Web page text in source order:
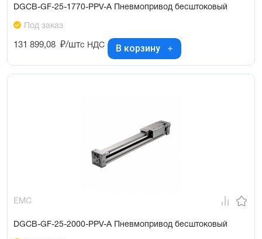
DGCB-GF-25-1770-PPV-A Пневмопривод бесштоковый
Под заказ
131 899,08 ₽/штс НДС В корзину
EMC
DGCB-GF-25-2000-PPV-A Пневмопривод бесштоковый